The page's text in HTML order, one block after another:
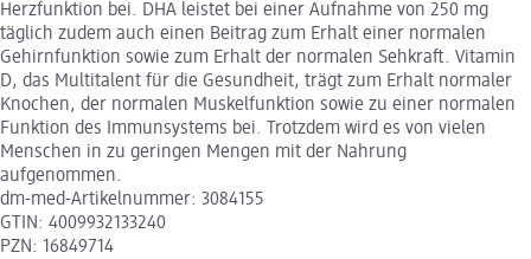
Herzfunktion bei. DHA leistet bei einer Aufnahme von 250 mg
täglich zudem auch einen Beitrag zum Erhalt einer normalen
Gehirnfunktion sowie zum Erhalt der normalen Sehkraft. Vitamin
D, das Multitalent für die Gesundheit, trägt zum Erhalt normaler
Knochen, der normalen Muskelfunktion sowie zu einer normalen
Funktion des Immunsystems bei. Trotzdem wird es von vielen
Menschen in zu geringen Mengen mit der Nahrung
aufgenommen.
dm-med-Artikelnummer: 3084155
GTIN: 4009932133240
PZN: 16849714